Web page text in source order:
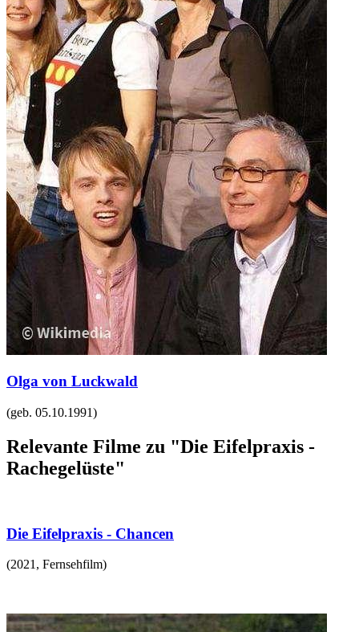
Olga von Luckwald
(geb. 05.10.1991)
Relevante Filme zu "Die Eifelpraxis -
Rachegelüste"
Die Eifelpraxis - Chancen
(2021 , Fernsehfilm)